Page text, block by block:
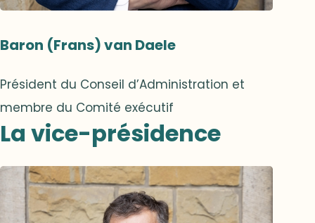
Baron (Frans) van Daele
Président du Conseil d’Administration et
membre du Comité exécutif
La vice-présidence